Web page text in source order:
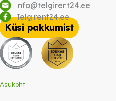
info@telgirent24.ee
Telgirent24.ee
Küsi pakkumist
Asukoht